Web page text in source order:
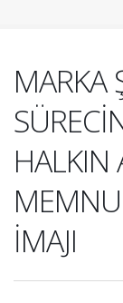
MARKA
HALKIN
İMAJI